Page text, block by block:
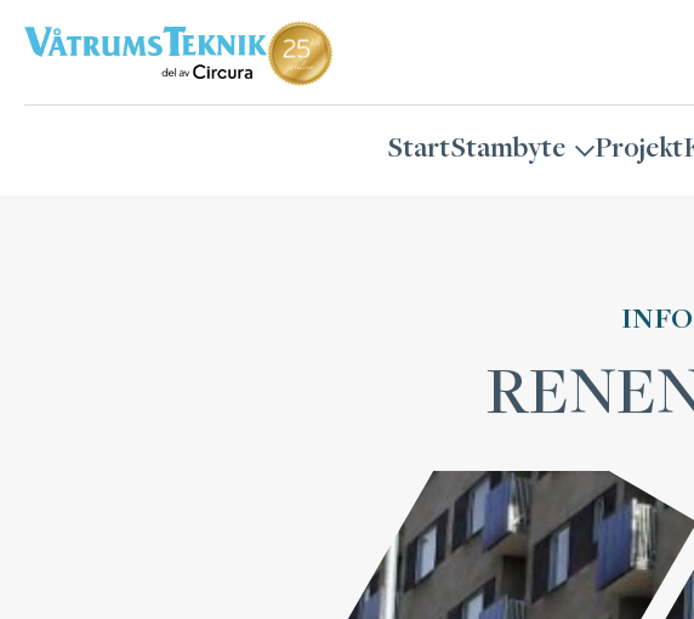
StartStambyte Projekt